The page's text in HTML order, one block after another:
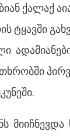
ქალაქ
ტყავში
მიიჩნევდა